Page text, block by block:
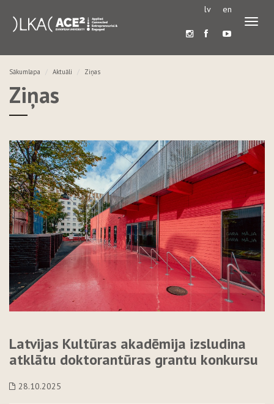
lv en
Sākumlapa Aktuāli Ziņas
Ziņas
Latvijas Kultūras akadēmija izsludina
atklātu doktorantūras grantu konkursu
28.10.2025